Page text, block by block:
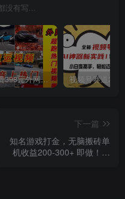
没有写...
外面收费398元外网超跑豪车汽车视频搬运至快手抖音上热门项目
下一篇
知名游戏打金，无脑搬砖单
机收益200-300+ 即做！即